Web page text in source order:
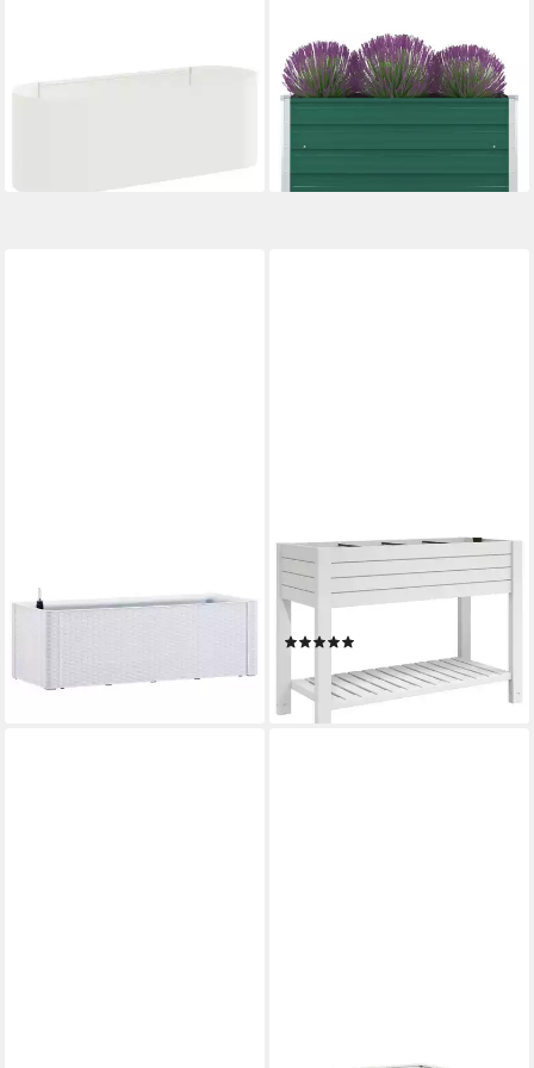
Garten Weiß 120 x 40 x 40
Hochbeet Hochbeet 100 x
100 x 45 cm Verzinkter Stahl
mit
Selbstbewässerungssystem
lieferbar - in 4-5 Werktagen bei dir
VIDAXL
Hochbeet Hochbeet Weiß
110x45x79 cm Polypropylen
(1 St)
lieferbar - in 4-5 Werktagen bei dir